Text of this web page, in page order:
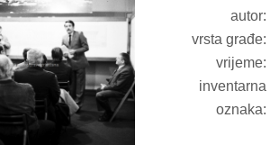
autor:
vrsta građe:
vrijeme:
inventarna
oznaka: